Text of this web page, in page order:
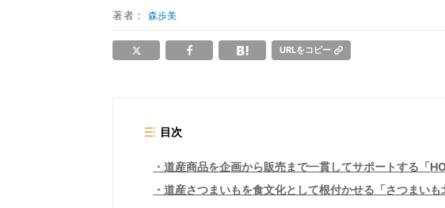
著者：森歩美
URLをコピー
目次
道産商品を企画から販売まで一貫してサポートする「
道産さつまいもを食文化として根付かせる「さつまいも